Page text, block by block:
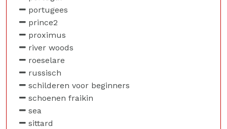
portugees
prince2
proximus
river woods
roeselare
russisch
schilderen voor beginners
schoenen fraikin
sea
sittard